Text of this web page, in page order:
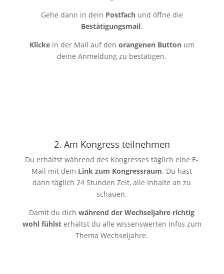
Gehe dann in dein Postfachund öffne die
Bestätigungsmail.
Klickein der Mail auf den orangenen Button um
deine Anmeldung zu bestätigen.
2. Am Kongress teilnehmen
Du erhältst während des Kongresses täglich eine E-
Mail mit dem Link zum Kongressraum. Du hast
dann täglich 24 Stunden Zeit, alle Inhalte an zu
schauen.
Damit du dichwährend der Wechseljahre richtig
wohl fühlsterhältst du alle wissenswerten Infos zum
Thema Wechseljahre.